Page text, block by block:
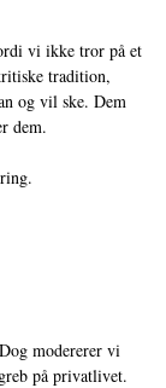
vi ikke tror på et
tradition,
og vil ske. Dem
dem.
modererer vi
på privatlivet.